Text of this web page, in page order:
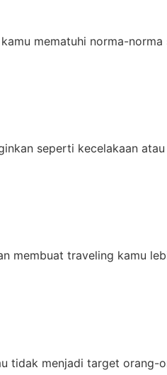
mematuhi norma-norma
seperti kecelakaan atau
membuat traveling kamu
tidak menjadi target orang-